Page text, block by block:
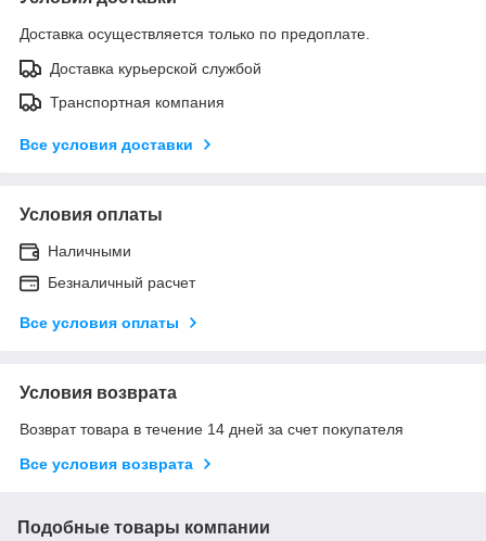
Доставка осуществляется только по предоплате.
Доставка курьерской службой
Транспортная компания
Все условия доставки
Условия оплаты
Наличными
Безналичный расчет
Все условия оплаты
Условия возврата
Возврат товара в течение 14 дней за счет покупателя
Все условия возврата
Подобные товары компании